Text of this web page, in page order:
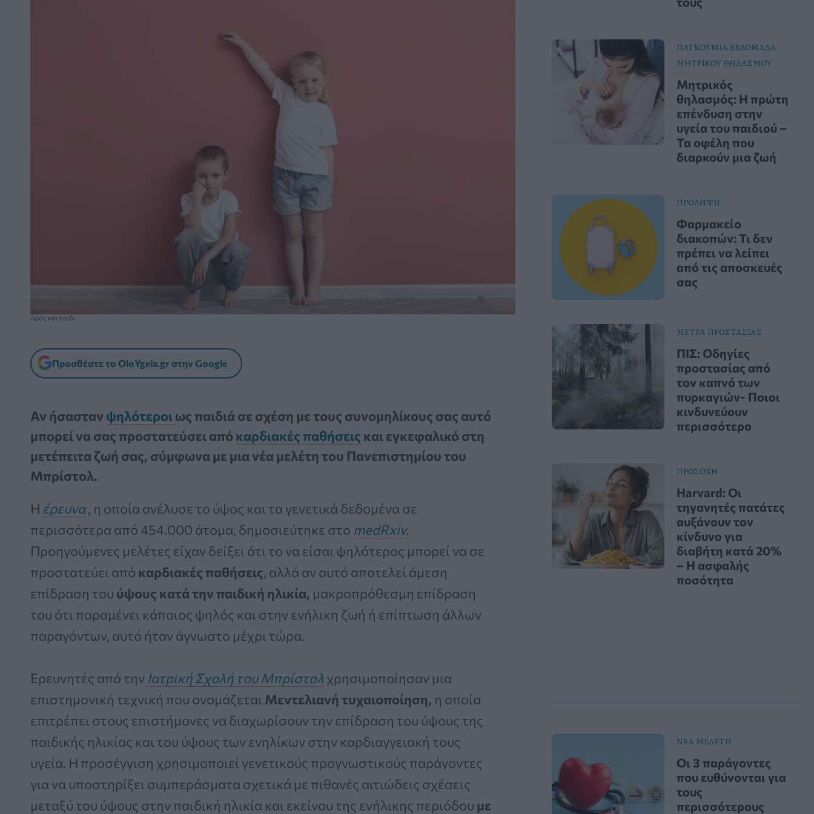
ύψος και παιδί
Προσθέστε το OloYgeia.gr στην Google
Αν ήσασταν ψηλότεροιως παιδιά σε σχέση με τους συνομηλίκους σας αυτό
μπορεί να σας προστατεύσει από καρδιακές παθήσεις και εγκεφαλικό στη
μετέπειτα ζωή σας, σύμφωνα με μια νέα μελέτη του Πανεπιστημίου του
Μπρίστολ.
Η έρευνα, η οποία ανέλυσε το ύψος και τα γενετικά δεδομένα σε
περισσότερα από 454.000 άτομα, δημοσιεύτηκε στο medRxiv.
Προηγούμενες μελέτες είχαν δείξει ότι το να είσαι ψηλότερος μπορεί να σε
προστατεύει από καρδιακές παθήσεις, αλλά αν αυτό αποτελεί άμεση
επίδραση του ύψους κατά την παιδική ηλικία, μακροπρόθεσμη επίδραση
του ότι παραμένει κάποιος ψηλός και στην ενήλικη ζωή ή επίπτωση άλλων
παραγόντων, αυτό ήταν άγνωστο μέχρι τώρα.
Ερευνητές από την Ιατρική Σχολή του Μπρίστολ χρησιμοποίησαν μια
επιστημονική τεχνική που ονομάζεται Μεντελιανή τυχαιοποίηση, η οποία
επιτρέπει στους επιστήμονες να διαχωρίσουν την επίδραση του ύψους της
παιδικής ηλικίας και του ύψους των ενηλίκων στην καρδιαγγειακή τους
υγεία. Η προσέγγιση χρησιμοποιεί γενετικούς προγνωστικούς παράγοντες
για να υποστηρίξει συμπεράσματα σχετικά με πιθανές αιτιώδεις σχέσεις
μεταξύ του ύψους στην παιδική ηλικία και εκείνου της ενήλικης περιόδου με
ΠΑΓΚΟΣΜΙΑ ΕΒΔΟΜΑΔΑ
ΜΗΤΡΙΚΟΥ ΘΗΛΑΣΜΟΥ
Μητρικός
θηλασμός: Η πρώτη
επένδυση στην
υγεία του παιδιού –
Τα οφέλη που
διαρκούν μια ζωή
ΠΡΟΛΗΨΗ
Φαρμακείο
διακοπών: Τι δεν
πρέπει να λείπει
από τις αποσκευές
σας
ΜΕΤΡΑ ΠΡΟΣΤΑΣΙΑΣ
ΠΙΣ: Οδηγίες
προστασίας από
τον καπνό των
πυρκαγιών- Ποιοι
κινδυνεύουν
περισσότερο
ΠΡΟΣΟΧΗ
Harvard: Οι
τηγανητές πατάτες
αυξάνουν τον
κίνδυνο για
διαβήτη κατά 20%
– Η ασφαλής
ποσότητα
ΝΕΑ ΜΕΛΕΤΗ
Οι 3 παράγοντες
που ευθύνονται για
τους
περισσότερους